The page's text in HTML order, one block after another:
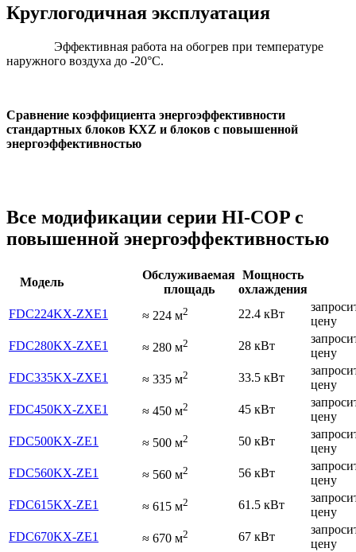
Круглогодичная эксплуатация
Эффективная работа на обогрев при температуре
наружного воздуха до -20°С.
Сравнение коэффициента энергоэффективности
стандартных блоков KXZ и блоков с повышенной
энергоэффективностью
Все модификации серии HI-COP с
повышенной энергоэффективностью
Модель
Обслуживаемая
площадь
Мощность
охлаждения
FDC224KX-ZXE1
≈ 224 м2 22.4 кВт
цену
FDC280KX-ZXE1
≈ 280 м2 28 кВт
цену
FDC335KX-ZXE1
≈ 335 м2 33.5 кВт
цену
FDC450KX-ZXE1
≈ 450 м2 45 кВт
цену
FDC500KX-ZE1
≈ 500 м2 50 кВт
цену
FDC560KX-ZE1
≈ 560 м2 56 кВт
цену
FDC615KX-ZE1
≈ 615 м2 61.5 кВт
цену
FDC670KX-ZE1
≈ 670 м2 67 кВт
цену